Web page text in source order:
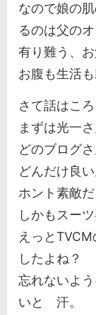
なので娘の
るのは父の
有り難う、お
お腹も生活
さて話はこ
まずは光一
どのブログ
どんだけ良
ホント素敵
しかもスー
えっと
したよね？
忘れないよ
いと 汗。